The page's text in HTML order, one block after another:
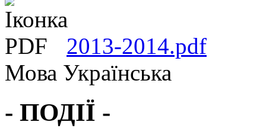
2013-2014.pdf
Мова Українська
- ПОДІЇ -